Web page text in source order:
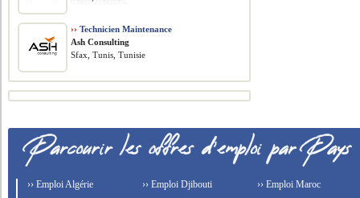
›› Technicien Maintenance
Ash Consulting
Sfax, Tunis, Tunisie
›› Emploi Algérie
›› Emploi Djibouti
›› Emploi Maroc